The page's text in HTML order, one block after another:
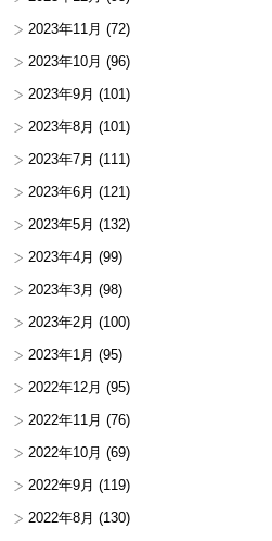
2023年11月 (72)
2023年10月 (96)
2023年9月 (101)
2023年8月 (101)
2023年7月 (111)
2023年6月 (121)
2023年5月 (132)
2023年4月 (99)
2023年3月 (98)
2023年2月 (100)
2023年1月 (95)
2022年12月 (95)
2022年11月 (76)
2022年10月 (69)
2022年9月 (119)
2022年8月 (130)